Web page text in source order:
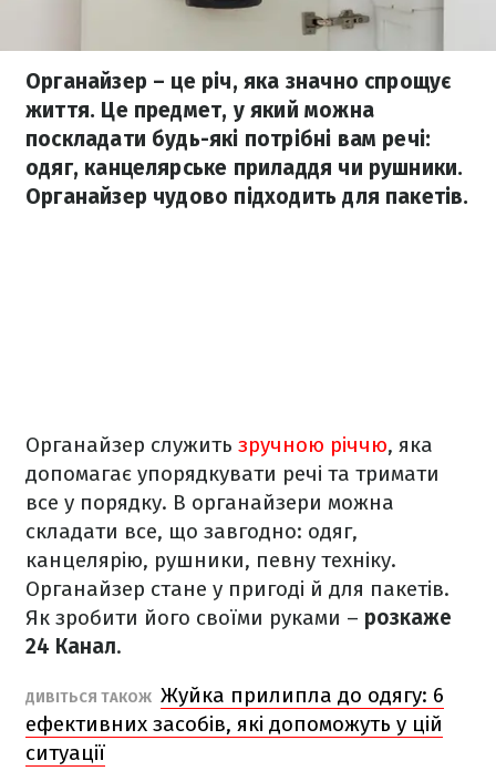
Органайзер – це річ, яка значно спрощує
життя. Це предмет, у який можна
поскладати будь-які потрібні вам речі:
одяг, канцелярське приладдя чи рушники.
Органайзер чудово підходить для пакетів.
Органайзер служить зручною річчю, яка
допомагає упорядкувати речі та тримати
все у порядку. В органайзери можна
складати все, що завгодно: одяг,
канцелярію, рушники, певну техніку.
Органайзер стане у пригоді й для пакетів.
Як зробити його своїми руками – розкаже
24 Канал.
ДИВІТЬСЯ ТАКОЖ Жуйка прилипла до одягу: 6
ефективних засобів, які допоможуть у цій
ситуації